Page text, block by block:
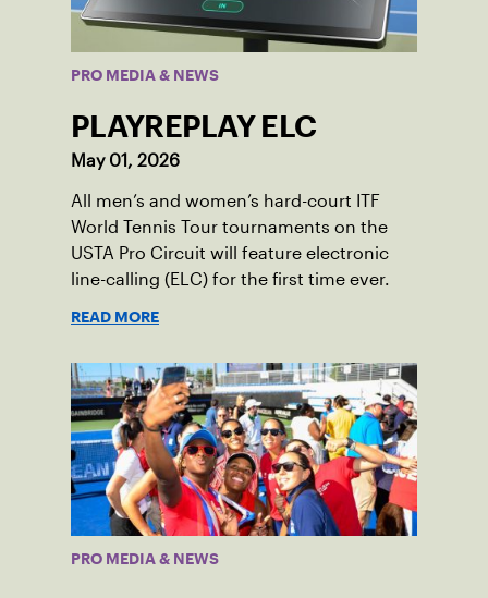
PRO MEDIA & NEWS
PLAYREPLAY ELC
May 01, 2026
All men’s and women’s hard-court ITF
World Tennis Tour tournaments on the
USTA Pro Circuit will feature electronic
line-calling (ELC) for the first time ever.
READ MORE
PRO MEDIA & NEWS